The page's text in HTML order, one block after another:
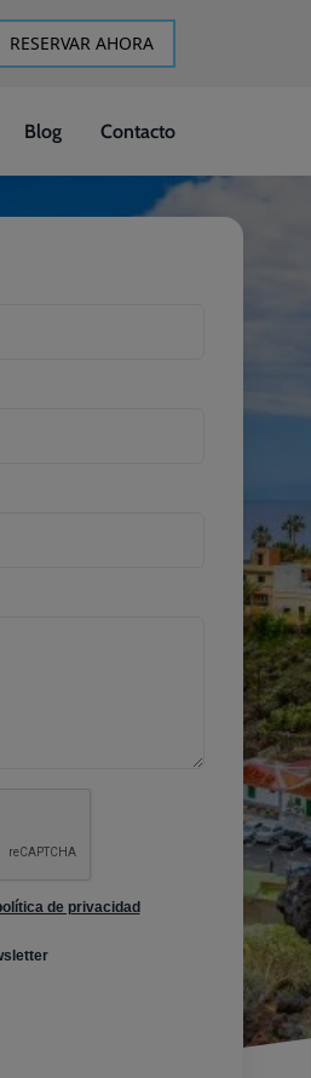
RESERVAR AHORA
Blog Contacto
de privacidad